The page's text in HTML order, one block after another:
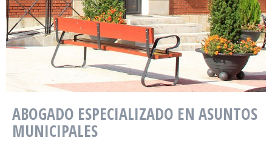
ABOGADO ESPECIALIZADO EN ASUNTOS
MUNICIPALES